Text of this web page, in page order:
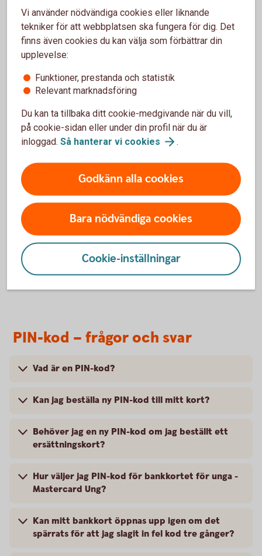
Skaffa ersättningskort
Om du ha slagit fel PIN-kod 3 gånger så spärras
kortet och kommer att behållas av automaten
Du kan inte öppna upp ett som spärrats
Om detta skett så beställer du alltid ett nytt kort -
ett ersättningskort. Du får då behålla samma
PIN-kod som till föregående kort
Skaffa ersättningskort
PIN-kod – frågor och svar
Vad är en PIN-kod?
Kan jag beställa ny PIN-kod till mitt kort?
Behöver jag en ny PIN-kod om jag beställt ett
ersättningskort?
Hur väljer jag PIN-kod för bankkortet för unga -
Mastercard Ung?
Kan mitt bankkort öppnas upp igen om det
spärrats för att jag slagit in fel kod tre gånger?
Vi använder nödvändiga cookies eller liknande
tekniker för att webbplatsen ska fungera för dig. Det
finns även cookies du kan välja som förbättrar din
upplevelse:
Funktioner, prestanda och statistik
Relevant marknadsföring
Du kan ta tillbaka ditt cookie-medgivande när du vill,
på cookie-sidan eller under din profil när du är
inloggad. Så hanterar vi cookies .
Godkänn alla cookies
Bara nödvändiga cookies
Cookie-inställningar